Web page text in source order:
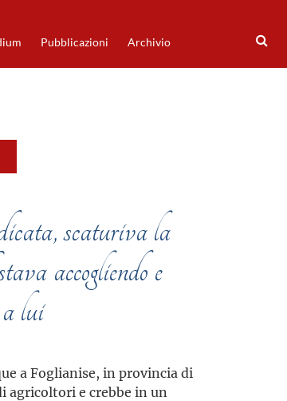
Pubblicazioni Archivio
scaturiva la
accogliendo e
lui
a Foglianise, in provincia di
agricoltori e crebbe in un